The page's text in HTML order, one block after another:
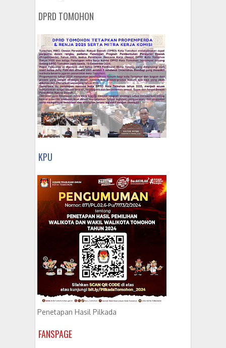
DPRD TOMOHON
KPU
Penetapan Hasil Pilkada
FANSPAGE